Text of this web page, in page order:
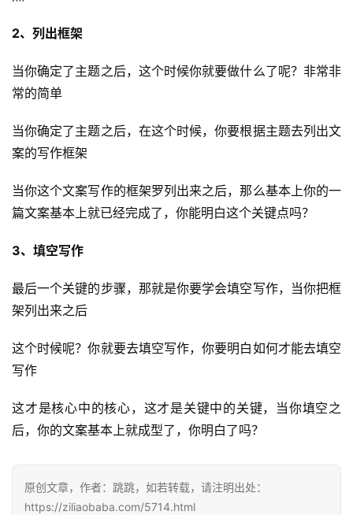
投
日
好
2、列出框架
当你确定了主题之后，这个时候你就要做什么了呢？非常非
常的简单
当你确定了主题之后，在这个时候，你要根据主题去列出文
案的写作框架
当你这个文案写作的框架罗列出来之后，那么基本上你的一
篇文案基本上就已经完成了，你能明白这个关键点吗？
3、填空写作
最后一个关键的步骤，那就是你要学会填空写作，当你把框
架列出来之后
这个时候呢？你就要去填空写作，你要明白如何才能去填空
写作
这才是核心中的核心，这才是关键中的关键，当你填空之
后，你的文案基本上就成型了，你明白了吗？
原创文章，作者：跳跳，如若转载，请注明出处：
https://ziliaobaba.com/5714.html